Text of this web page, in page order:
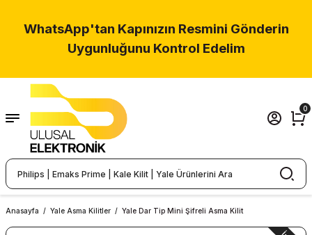
WhatsApp'tan Kapınızın Resmini Gönderin
Uygunluğunu Kontrol Edelim
0
Anasayfa Yale Asma Kilitler Yale Dar Tip Mini Şifreli Asma Kilit